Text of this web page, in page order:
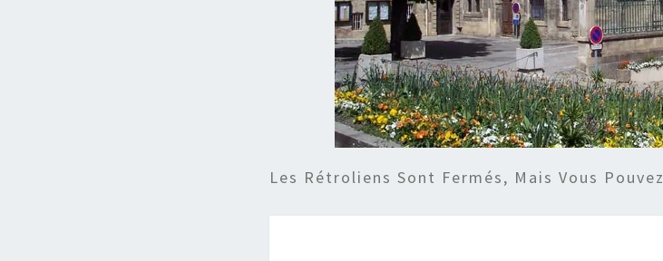
Les Rétroliens Sont Fermés, Mais Vous Pouvez